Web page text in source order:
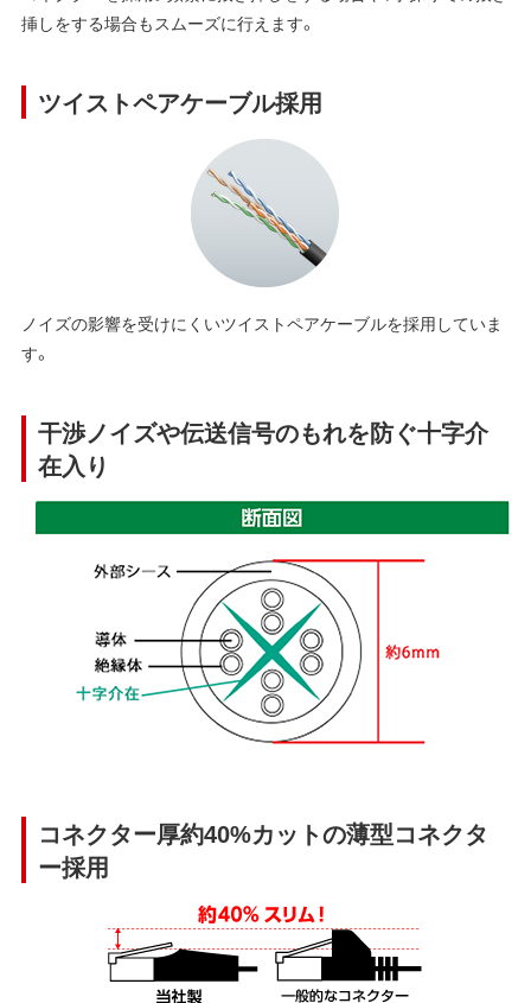
挿しをする場合もスムーズに行えます。
ツイストペアケーブル採用
ノイズの影響を受けにくいツイストペアケーブルを採用していま
す。
干渉ノイズや伝送信号のもれを防ぐ十字介
在入り
コネクター厚約40%カットの薄型コネクタ
ー採用